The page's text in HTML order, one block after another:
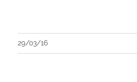
29/03/16